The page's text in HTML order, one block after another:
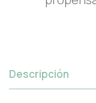
Descripción